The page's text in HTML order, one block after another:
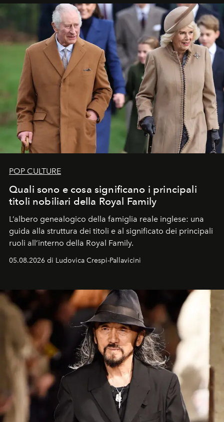
POP CULTURE
Quali sono e cosa significano i principali
titoli nobiliari della Royal Family
L’albero genealogico della famiglia reale inglese: una
guida alla struttura dei titoli e al significato dei principali
ruoli all’interno della Royal Family.
05.08.2026 di Ludovica Crespi-Pallavicini